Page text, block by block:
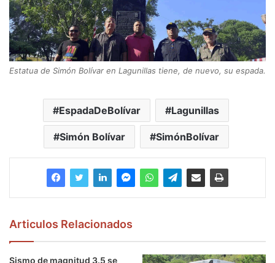
Estatua de Simón Bolívar en Lagunillas tiene, de nuevo, su espada.
EspadaDeBolívar Lagunillas
Simón Bolívar SimónBolívar
Articulos Relacionados
Sismo de magnitud 3.5 se